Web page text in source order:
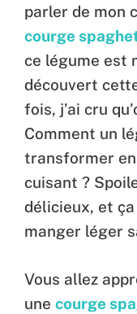
parler de mon
courge
ce légume est
découvert
fois, j’ai cru
Comment un
transformer
cuisant ?
délicieux, et
manger léger
Vous allez
une courge